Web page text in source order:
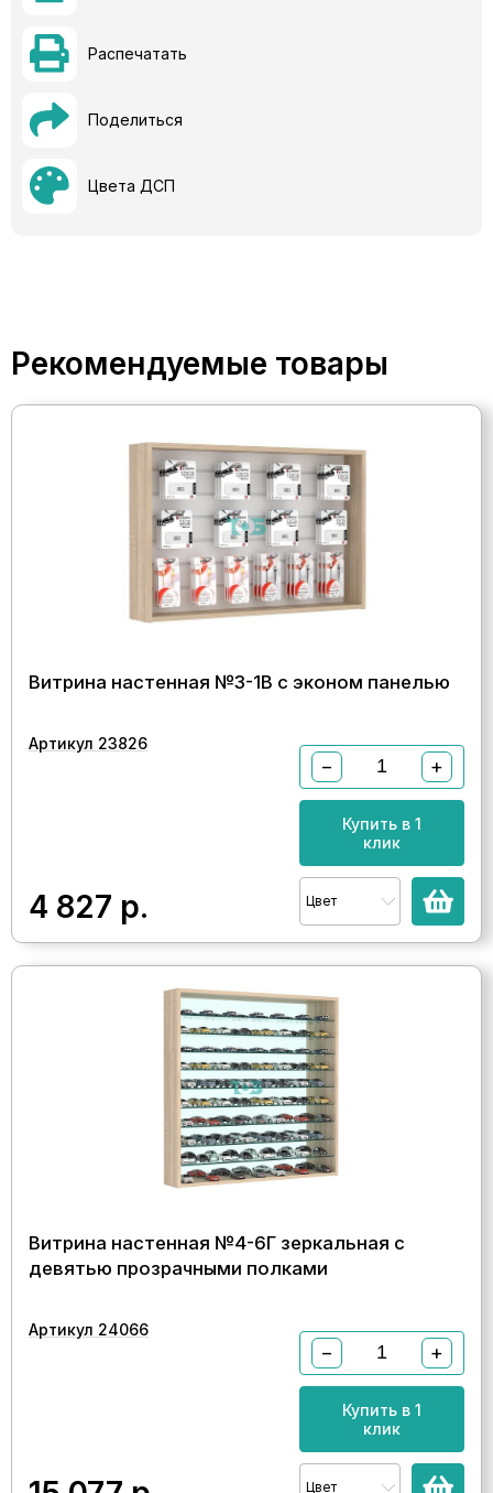
Распечатать
Поделиться
Цвета ДСП
Рекомендуемые товары
Витрина настенная №3-1В с эконом панелью
Артикул 23826
4 827 р.
− +
Купить в 1
клик
Цвет
Витрина настенная №4-6Г зеркальная с
девятью прозрачными полками
Артикул 24066
− +
Купить в 1
клик
Цвет